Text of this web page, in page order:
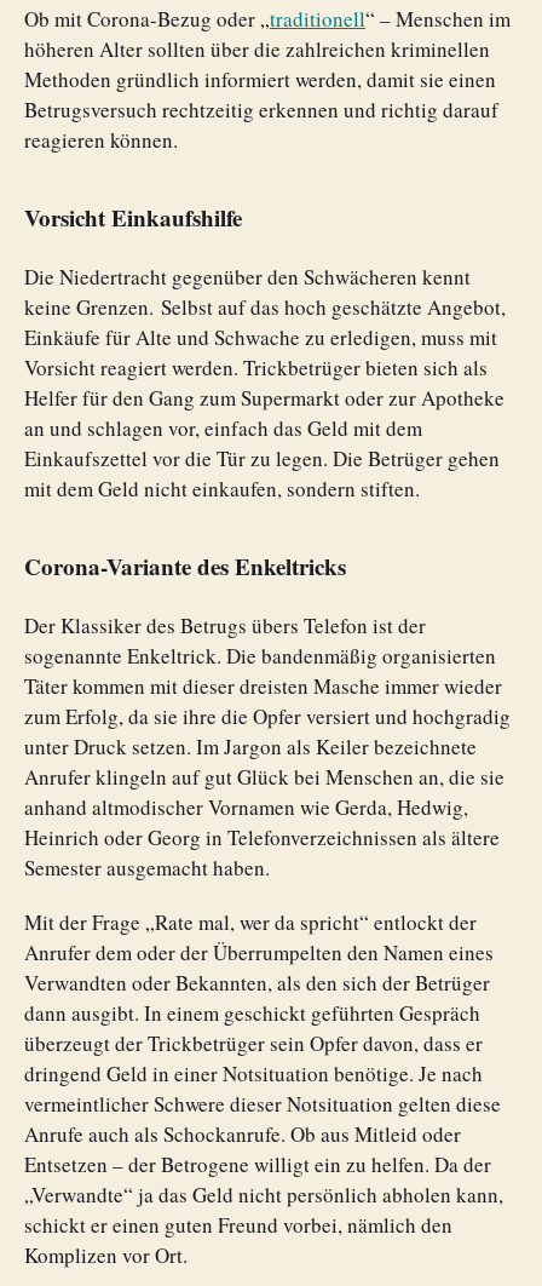
Ob mit Corona-Bezug oder „traditionell“ – Menschen im
höheren Alter sollten über die zahlreichen kriminellen
Methoden gründlich informiert werden, damit sie einen
Betrugsversuch rechtzeitig erkennen und richtig darauf
reagieren können.
Vorsicht Einkaufshilfe
Die Niedertracht gegenüber den Schwächeren kennt
keine Grenzen. Selbst auf das hoch geschätzte Angebot,
Einkäufe für Alte und Schwache zu erledigen, muss mit
Vorsicht reagiert werden. Trickbetrüger bieten sich als
Helfer für den Gang zum Supermarkt oder zur Apotheke
an und schlagen vor, einfach das Geld mit dem
Einkaufszettel vor die Tür zu legen. Die Betrüger gehen
mit dem Geld nicht einkaufen, sondern stiften.
Corona-Variante des Enkeltricks
Der Klassiker des Betrugs übers Telefon ist der
sogenannte Enkeltrick. Die bandenmäßig organisierten
Täter kommen mit dieser dreisten Masche immer wieder
zum Erfolg, da sie ihre die Opfer versiert und hochgradig
unter Druck setzen. Im Jargon als Keiler bezeichnete
Anrufer klingeln auf gut Glück bei Menschen an, die sie
anhand altmodischer Vornamen wie Gerda, Hedwig,
Heinrich oder Georg in Telefonverzeichnissen als ältere
Semester ausgemacht haben.
Mit der Frage „Rate mal, wer da spricht“ entlockt der
Anrufer dem oder der Überrumpelten den Namen eines
Verwandten oder Bekannten, als den sich der Betrüger
dann ausgibt. In einem geschickt geführten Gespräch
überzeugt der Trickbetrüger sein Opfer davon, dass er
dringend Geld in einer Notsituation benötige. Je nach
vermeintlicher Schwere dieser Notsituation gelten diese
Anrufe auch als Schockanrufe. Ob aus Mitleid oder
Entsetzen – der Betrogene willigt ein zu helfen. Da der
„Verwandte“ ja das Geld nicht persönlich abholen kann,
schickt er einen guten Freund vorbei, nämlich den
Komplizen vor Ort.